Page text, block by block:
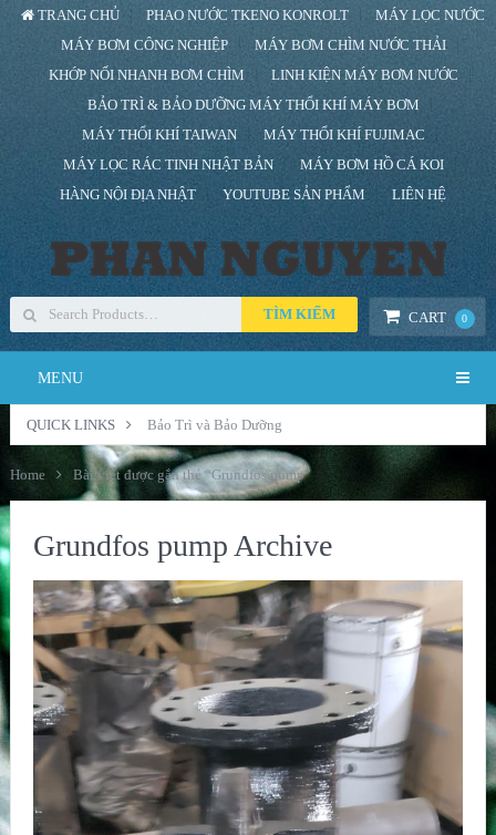
TRANG CHỦ PHAO NƯỚC TKENO KONROLT
MÁY LỌC NƯỚC
MÁY BƠM CÔNG NGHIỆP
MÁY BƠM CHÌM NƯỚC THẢI
KHỚP NỐI NHANH BƠM CHÌM
LINH KIỆN MÁY BƠM NƯỚC
BẢO TRÌ & BẢO DƯỠNG MÁY THỔI KHÍ MÁY BƠM
MÁY THỔI KHÍ TAIWAN
MÁY THỔI KHÍ FUJIMAC
MÁY LỌC RÁC TINH NHẬT BẢN
MÁY BƠM HỒ CÁ KOI
HÀNG NỘI ĐỊA NHẬT
YOUTUBE SẢN PHẨM LIÊN HỆ
CART 0
TÌM KIẾM
MENU
QUICK LINKS Bảo Trì và Bảo Dưỡng
Home Bài viết được gắn thẻ “Grundfos pump”
Grundfos pump Archive